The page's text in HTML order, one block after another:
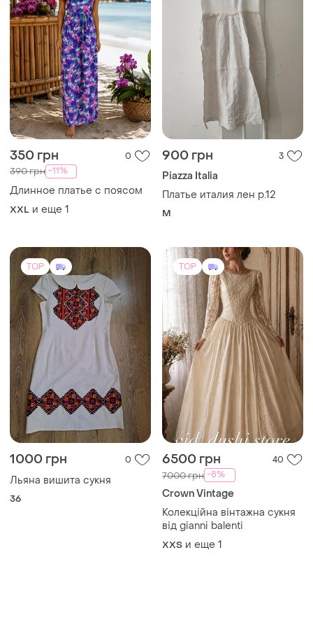
350 грн 0
390 грн -11%
Длинное платье с поясом
XXL и еще 1
900 грн 3
Piazza Italia
Платье италия лен р.12
M
TOP
1000 грн 0
Льяна вишита сукня
36
TOP
6500 грн 40
7000 грн -8%
Crown Vintage
Колекційна вінтажна сукня
від gianni balenti
XХS и еще 1